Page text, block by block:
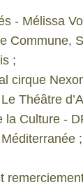
- Mélissa
Commune,
;
cirque
Théâtre
la Culture -